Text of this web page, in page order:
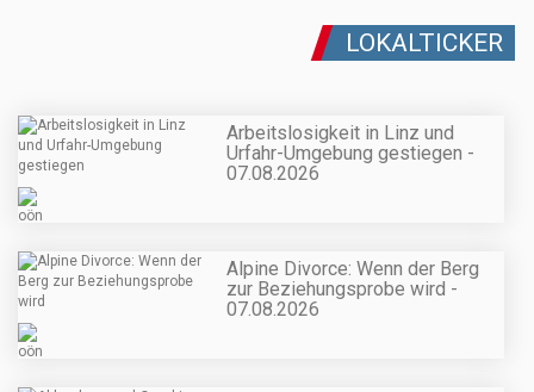
LOKALTICKER
Arbeitslosigkeit in Linz und
Urfahr-Umgebung gestiegen -
07.08.2026
Alpine Divorce: Wenn der Berg
zur Beziehungsprobe wird -
07.08.2026